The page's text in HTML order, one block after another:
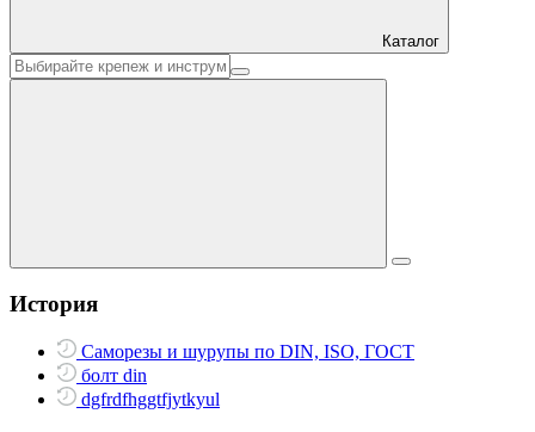
Каталог
История
Саморезы и шурупы по DIN, ISO, ГОСТ
болт din
dgfrdfhggtfjytkyul